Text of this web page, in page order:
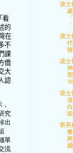
看
的
在
不
課
僑
大
認
究
出
單
流
波士
波士
波士
波士
新英